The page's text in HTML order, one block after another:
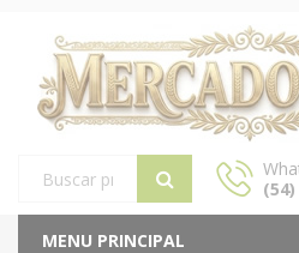
Products
search
MENU PRINCIPAL